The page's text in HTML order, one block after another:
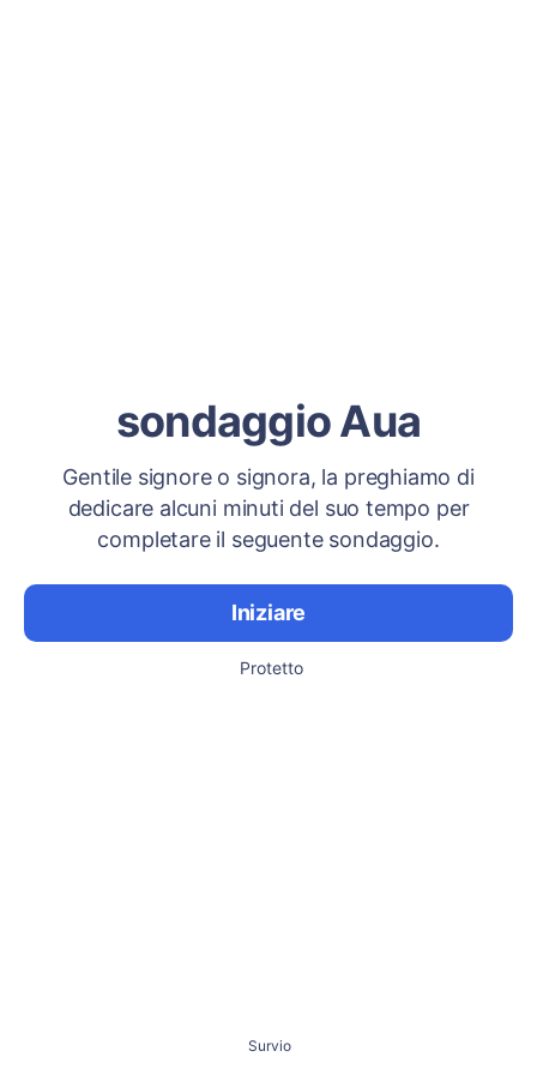
sondaggio Aua
Gentile signore o signora, la preghiamo di
dedicare alcuni minuti del suo tempo per
completare il seguente sondaggio.
Iniziare
Protetto
Survio